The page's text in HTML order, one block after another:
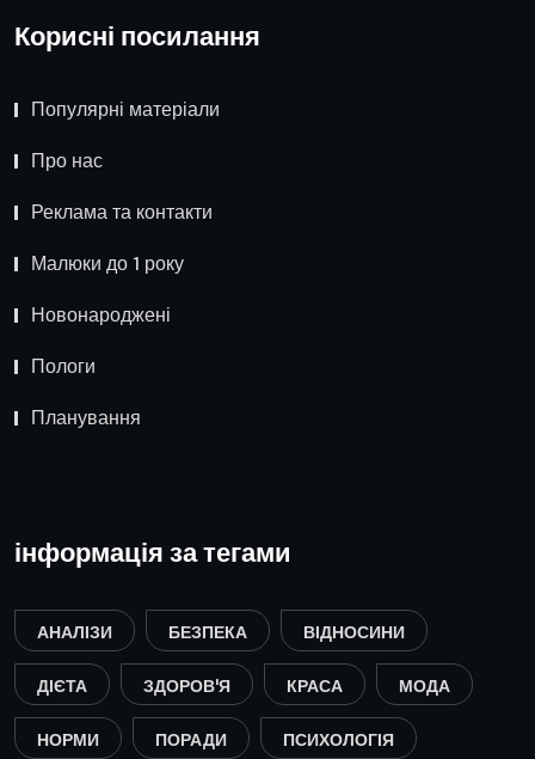
Корисні посилання
Популярні матеріали
Про нас
Реклама та контакти
Малюки до 1 року
Новонароджені
Пологи
Планування
інформація за тегами
АНАЛІЗИ БЕЗПЕКА ВІДНОСИНИ
ДІЄТА ЗДОРОВ'Я КРАСА МОДА
НОРМИ ПОРАДИ ПСИХОЛОГІЯ